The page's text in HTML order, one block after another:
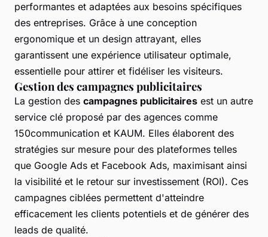
performantes et adaptées aux besoins spécifiques
des entreprises. Grâce à une conception
ergonomique et un design attrayant, elles
garantissent une expérience utilisateur optimale,
essentielle pour attirer et fidéliser les visiteurs.
Gestion des campagnes publicitaires
La gestion des campagnes publicitaires est un autre
service clé proposé par des agences comme
150communication et KAUM. Elles élaborent des
stratégies sur mesure pour des plateformes telles
que Google Ads et Facebook Ads, maximisant ainsi
la visibilité et le retour sur investissement (ROI). Ces
campagnes ciblées permettent d'atteindre
efficacement les clients potentiels et de générer des
leads de qualité.